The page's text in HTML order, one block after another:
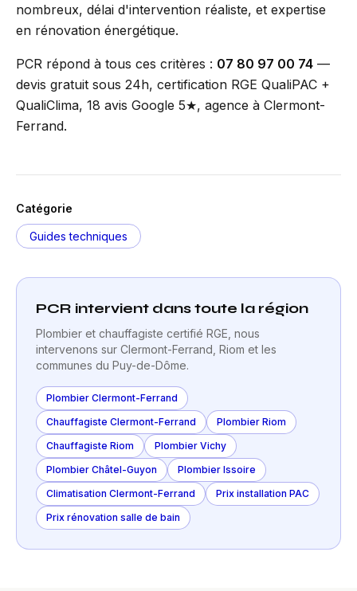
nombreux, délai d'intervention réaliste, et expertise
en rénovation énergétique.
PCR répond à tous ces critères : 07 80 97 00 74 —
devis gratuit sous 24h, certification RGE QualiPAC +
QualiClima, 18 avis Google 5★, agence à Clermont-
Ferrand.
Catégorie
Guides techniques
PCR intervient dans toute la région
Plombier et chauffagiste certifié RGE, nous
intervenons sur Clermont-Ferrand, Riom et les
communes du Puy-de-Dôme.
Plombier Clermont-Ferrand
Chauffagiste Clermont-Ferrand
Plombier Riom
Chauffagiste Riom
Plombier Vichy
Plombier Châtel-Guyon
Plombier Issoire
Climatisation Clermont-Ferrand
Prix installation PAC
Prix rénovation salle de bain